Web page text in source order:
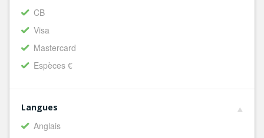
CB
Visa
Mastercard
Espèces €
Langues
Anglais